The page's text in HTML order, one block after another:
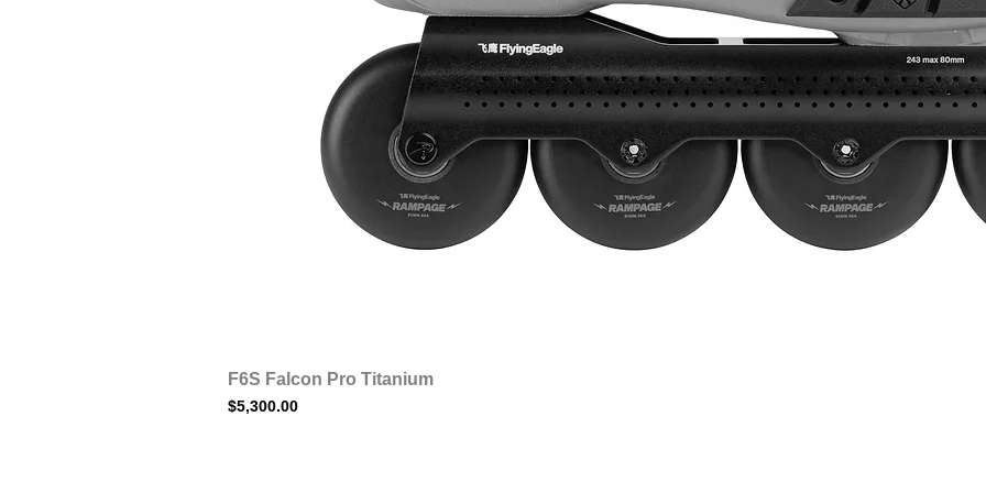
F6S Falcon Pro Titanium
Precio
$5,300.00